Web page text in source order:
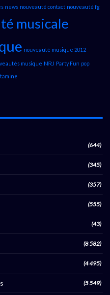
news nouveauté contact nouveauté fg
musicale
nouveauté musique 2012
musique NRJ Party Fun pop
(644)
(345)
(357)
(555)
(43)
(8 582)
(4 495)
(5 549)